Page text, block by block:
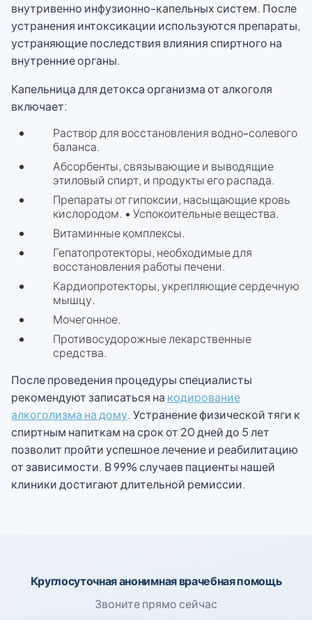
внутривенно инфузионно-капельных систем. После
устранения интоксикации используются препараты,
устраняющие последствия влияния спиртного на
внутренние органы.
Капельница для детокса организма от алкоголя
включает:
Раствор для восстановления водно-солевого
баланса.
Абсорбенты, связывающие и выводящие
этиловый спирт, и продукты его распада.
Препараты от гипоксии, насыщающие кровь
кислородом. • Успокоительные вещества.
Витаминные комплексы.
Гепатопротекторы, необходимые для
восстановления работы печени.
Кардиопротекторы, укрепляющие сердечную
мышцу.
Мочегонное.
Противосудорожные лекарственные
средства.
После проведения процедуры специалисты
рекомендуют записаться на кодирование
алкоголизма на дому. Устранение физической тяги к
спиртным напиткам на срок от 20 дней до 5 лет
позволит пройти успешное лечение и реабилитацию
от зависимости. В 99% случаев пациенты нашей
клиники достигают длительной ремиссии.
Круглосуточная анонимная врачебная помощь
Звоните прямо сейчас